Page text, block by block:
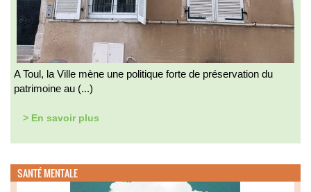
A Toul, la Ville mène une politique forte de préservation du
patrimoine au (...)
> En savoir plus
SANTÉ MENTALE